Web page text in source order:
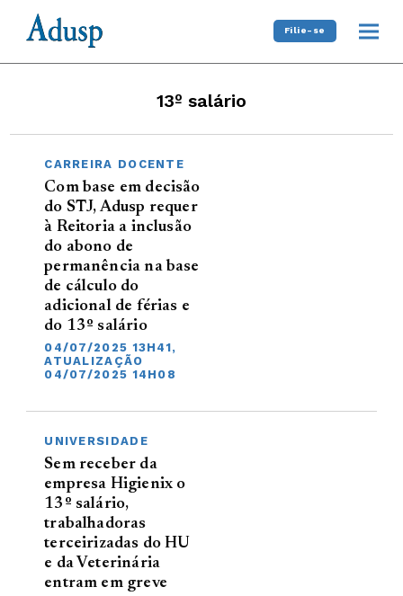
Filie-se
13º salário
CARREIRA DOCENTE
Com base em decisão
do STJ, Adusp requer
à Reitoria a inclusão
do abono de
permanência na base
de cálculo do
adicional de férias e
do 13º salário
04/07/2025 13H41,
ATUALIZAÇÃO
04/07/2025 14H08
UNIVERSIDADE
Sem receber da
empresa Higienix o
13º salário,
trabalhadoras
terceirizadas do HU
e da Veterinária
entram em greve